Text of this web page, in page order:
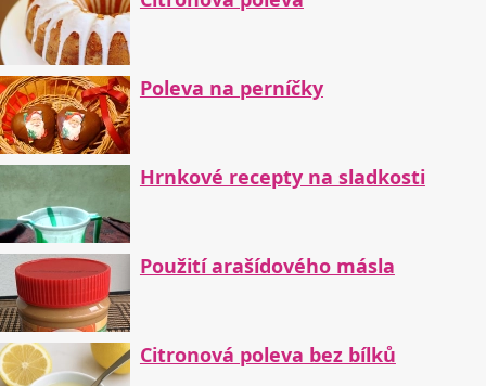
Poleva na perníčky
Hrnkové recepty na sladkosti
Použití arašídového másla
Citronová poleva bez bílků